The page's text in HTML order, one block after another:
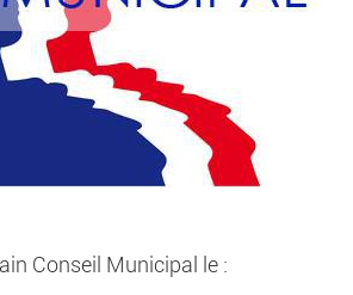
Conseil Municipal le :